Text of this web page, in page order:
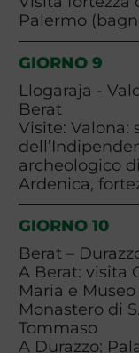
Palermo
GIORNO 9
Llogaraja -
Berat
Visite: Valona:
archeologico
Ardenica,
GIORNO 10
Berat –
A Berat: visita
Maria e
Monastero di
Tommaso
A Durazzo: